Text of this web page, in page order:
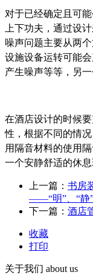
对于已经确定且可
上下功夫，通过设
噪声问题主要从两
设施设备运转可能
产生噪声等等，另
在酒店设计的时候
性，根据不同的情
用隔音材料的使用
一个安静舒适的休息
上一篇： 书房
——“明”、“静
下一篇： 酒店
收藏
打印
关于我们 about us